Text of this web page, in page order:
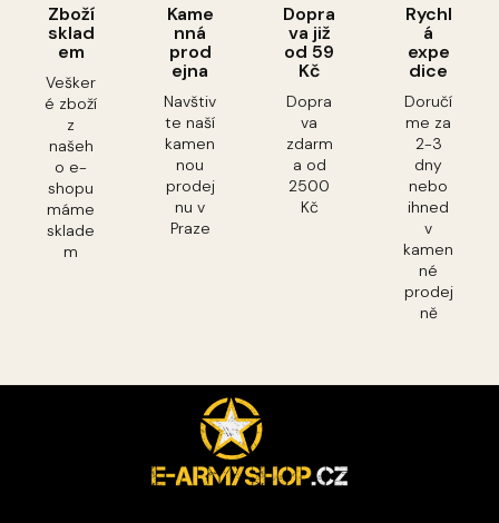
Zboží
sklad
em
Vešker
é zboží
z
našeh
o e-
shopu
máme
sklade
m
Kame
nná
prod
ejna
Navštiv
te naší
kamen
nou
prodej
nu v
Praze
Dopra
va již
od 59
Kč
Dopra
va
zdarm
a od
2500
Kč
Rychl
á
expe
dice
Doručí
me za
2-3
dny
nebo
ihned
v
kamen
né
prodej
ně